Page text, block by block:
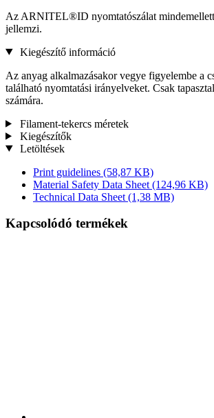
Az ARNITEL®ID nyomtatószálat
jellemzi.
Kiegészítő információ
Az anyag alkalmazásakor vegye figyelembe a
található nyomtatási irányelveket. Csak
számára.
Filament-tekercs méretek
Kiegészítők
Letöltések
Print guidelines (58,87 KB)
Material Safety Data Sheet (124,96 KB)
Technical Data Sheet (1,38 MB)
Kapcsolódó termékek